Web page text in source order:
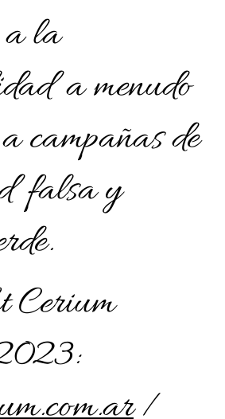
la
a menudo
campañas de
falsa y
Cerium
/